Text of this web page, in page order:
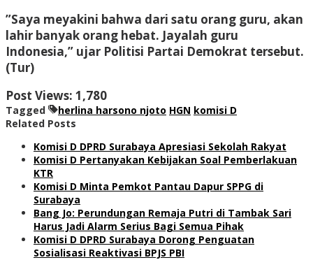
”Saya meyakini bahwa dari satu orang guru, akan
lahir banyak orang hebat. Jayalah guru
Indonesia,” ujar Politisi Partai Demokrat tersebut.
(Tur)
Post Views: 1,780
Tagged herlina harsono njoto HGN komisi D
Related Posts
Komisi D DPRD Surabaya Apresiasi Sekolah Rakyat
Komisi D Pertanyakan Kebijakan Soal Pemberlakuan
KTR
Komisi D Minta Pemkot Pantau Dapur SPPG di
Surabaya
Bang Jo: Perundungan Remaja Putri di Tambak Sari
Harus Jadi Alarm Serius Bagi Semua Pihak
Komisi D DPRD Surabaya Dorong Penguatan
Sosialisasi Reaktivasi BPJS PBI